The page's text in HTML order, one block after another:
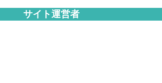
サイト運営者